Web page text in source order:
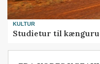
KULTUR
Studietur til